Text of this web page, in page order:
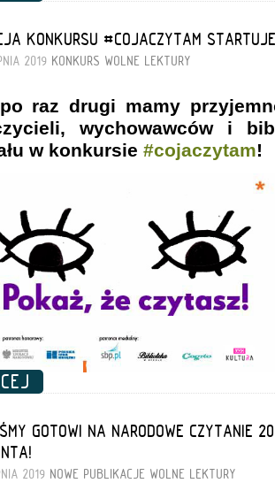
KONKURSU #COJACZYTAM
2019 KONKURS WOLNE LEKTURY
raz drugi mamy
wychowawców i
w konkursie #cojaczytam!
GOTOWI NA NARODOWE CZYTANIE
2019 NOWE PUBLIKACJE WOLNE LEKTURY